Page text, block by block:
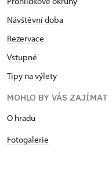
Návštěvní doba
Rezervace
Vstupné
Tipy na výlety
MOHLO BY VÁS ZAJÍMAT
O hradu
Fotogalerie